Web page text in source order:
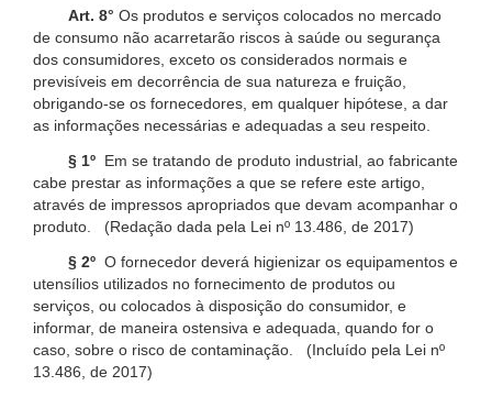
Art. 8° Os produtos e serviços colocados no mercado
de consumo não acarretarão riscos à saúde ou segurança
dos consumidores, exceto os considerados normais e
previsíveis em decorrência de sua natureza e fruição,
obrigando-se os fornecedores, em qualquer hipótese, a dar
as informações necessárias e adequadas a seu respeito.
§ 1º Em se tratando de produto industrial, ao fabricante
cabe prestar as informações a que se refere este artigo,
através de impressos apropriados que devam acompanhar o
produto. (Redação dada pela Lei nº 13.486, de 2017)
§ 2º O fornecedor deverá higienizar os equipamentos e
utensílios utilizados no fornecimento de produtos ou
serviços, ou colocados à disposição do consumidor, e
informar, de maneira ostensiva e adequada, quando for o
caso, sobre o risco de contaminação. (Incluído pela Lei nº
13.486, de 2017)